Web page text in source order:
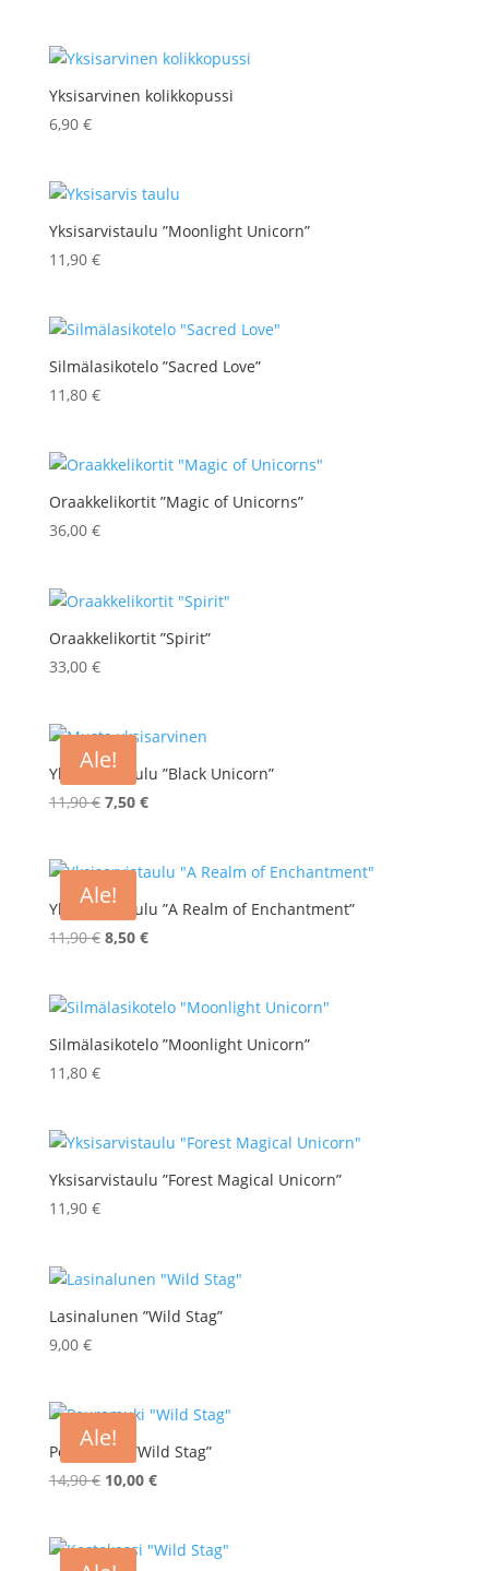
Yksisarvinen kolikkopussi
6,90 €
Yksisarvistaulu ”Moonlight Unicorn”
11,90 €
Silmälasikotelo ”Sacred Love”
11,80 €
Oraakkelikortit ”Magic of Unicorns”
36,00 €
Oraakkelikortit ”Spirit”
33,00 €
Ale!
Yksisarvistaulu ”Black Unicorn”
11,90€ Alkuperäinen
11,90 €.
7,50 €Nykyinen
7,50 €.
Ale!
Yksisarvistaulu ”A Realm of Enchantment”
11,90€ Alkuperäinen
11,90 €.
8,50 €Nykyinen
8,50 €.
Silmälasikotelo ”Moonlight Unicorn”
11,80 €
Yksisarvistaulu ”Forest Magical Unicorn”
11,90 €
Lasinalunen ”Wild Stag”
9,00 €
Ale!
Peuramuki ”Wild Stag”
14,90€ Alkuperäinen
14,90 €.
10,00 €Nykyinen
10,00 €.